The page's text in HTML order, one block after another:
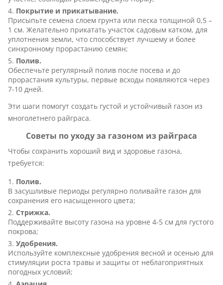
Покрытие и прикатывание.
Присыпьте семена слоем грунта или песка толщиной 0,5 –
1 см. Желательно прикатать участок садовым катком, для
уплотнения земли, что способствует лучшему и более
синхронному прорастанию семян;
Полив.
Обеспечьте регулярный полив после посева и до
прорастания культуры, первые всходы появляются через
7-10 дней.
Эти шаги помогут создать густой и устойчивый газон из
многолетнего райграса.
Советы по уходу за газоном из райграса
Чтобы сохранить хороший вид и здоровье газона,
требуется:
Полив.
В засушливые периоды регулярно поливайте газон для
сохранения его насыщенного цвета;
Стрижка.
Поддерживайте высоту газона на уровне 4-5 см для густого
покрова;
Удобрения.
Используйте комплексные удобрения весной и осенью для
стимуляции роста травы и защиты от неблагоприятных
погодных условий;